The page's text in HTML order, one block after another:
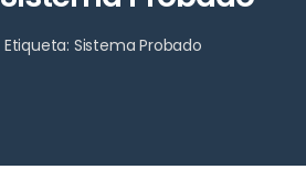
Etiqueta: Sistema Probado